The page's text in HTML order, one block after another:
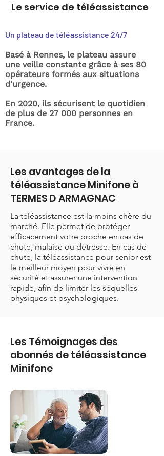
Le service de téléassistance
Un plateau de téléassistance 24/7
Basé à Rennes, le plateau assure
une veille constante grâce à ses 80
opérateurs formés aux situations
d'urgence.
En 2020, ils sécurisent le quotidien
de plus de 27 000 personnes en
France.
Les avantages de la
téléassistance Minifone à
TERMES D ARMAGNAC
La téléassistance est la moins chère du
marché. Elle permet de protéger
efficacement votre proche en cas de
chute, malaise ou détresse. En cas de
chute, la téléassistance pour senior est
le meilleur moyen pour vivre en
sécurité et assurer une intervention
rapide, afin de limiter les séquelles
physiques et psychologiques.
Les Témoignages des
abonnés de téléassistance
Minifone